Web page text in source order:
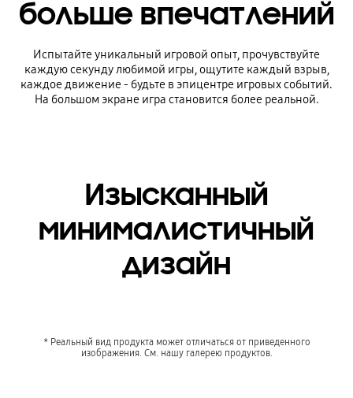
больше впечатлений
Испытайте уникальный игровой опыт, прочувствуйте
каждую секунду любимой игры, ощутите каждый взрыв,
каждое движение - будьте в эпицентре игровых событий.
На большом экране игра становится более реальной.
Изысканный
минималистичный
дизайн
* Реальный вид продукта может отличаться от приведенного
изображения. См. нашу галерею продуктов.